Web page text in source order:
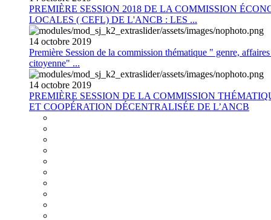
PREMIÈRE SESSION 2018 DE LA COMMISSION
LOCALES ( CEFL) DE L'ANCB : LES ...
14 octobre 2019
Première Session de la commission thématique " genre,
citoyenne" ...
14 octobre 2019
PREMIÈRE SESSION DE LA COMMISSION
ET COOPÉRATION DÉCENTRALISÉE DE L’ANCB